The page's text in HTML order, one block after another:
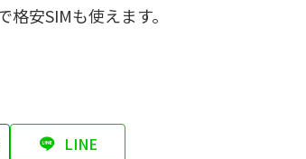
安SIMも使えます。
LINE